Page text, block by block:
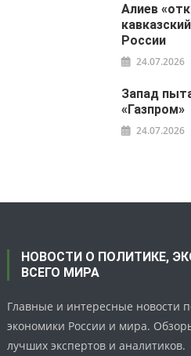
Алиев
России
24.07.2026
Запад
«Газпром»
24.07.2026
НОВОСТИ О ПОЛИТИКЕ,
ВСЕГО МИРА
Главные и интересные новости
экономики России и мира.
лучших экспертов и аналитиков.